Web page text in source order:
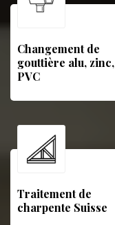
Changement de
gouttière alu, zinc,
PVC
Traitement de
charpente Suisse